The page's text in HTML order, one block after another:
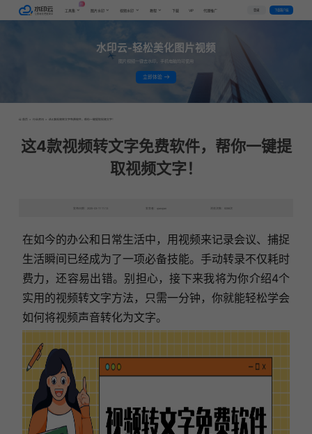
工具集 图片水印 视频水印 教程 下载 VIP 代理推广 登录 下载客户端
水印云-轻松美化图片视频
图片视频一键去水印，手机电脑均可使用
立即体验
首页 > 行业资讯 > 这4款视频转文字免费软件，帮你一键提取视频文字！
这4款视频转文字免费软件，帮你一键提
取视频文字！
发布日期：2025-03-11 11:13 发表者：qianqian 浏览次数：8286次
在如今的办公和日常生活中，用视频来记录会议、捕捉
生活瞬间已经成为了一项必备技能。手动转录不仅耗时
费力，还容易出错。别担心，接下来我将为你介绍4个
实用的视频转文字方法，只需一分钟，你就能轻松学会
如何将视频声音转化为文字。